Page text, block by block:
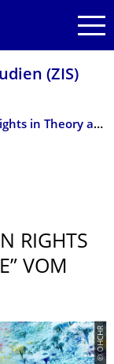
(ZIS)
International Summer School „Human Rights in Theory and Practice” vom 25.-29.09. in Leipzig
RIGHTS
VOM
© OHCHR